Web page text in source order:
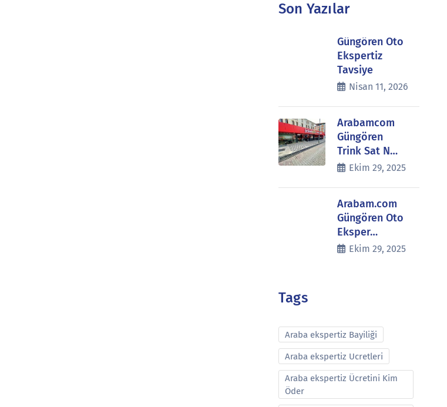
Son Yazılar
Güngören Oto
Ekspertiz
Tavsiye
Nisan 11, 2026
Arabamcom
Güngören
Trink Sat N…
Ekim 29, 2025
Arabam.com
Güngören Oto
Eksper…
Ekim 29, 2025
Tags
Araba ekspertiz Bayiliği
Araba ekspertiz Ucretleri
Araba ekspertiz Ücretini Kim
Öder